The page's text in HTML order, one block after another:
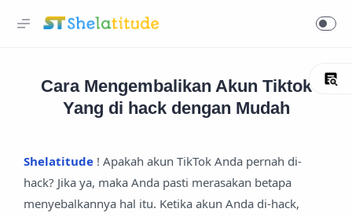
Cara Mengembalikan Akun Tiktok
Yang di hack dengan Mudah
Shelatitude ! Apakah akun TikTok Anda pernah di-
hack? Jika ya, maka Anda pasti merasakan betapa
menyebalkannya hal itu. Ketika akun Anda di-hack,